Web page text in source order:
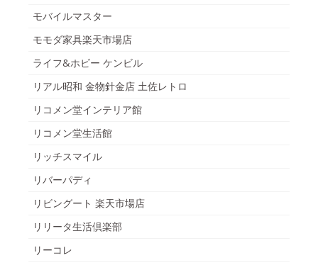
モバイルマスター
モモダ家具楽天市場店
ライフ&ホビー ケンビル
リアル昭和 金物針金店 土佐レトロ
リコメン堂インテリア館
リコメン堂生活館
リッチスマイル
リバーパディ
リビングート 楽天市場店
リリータ生活倶楽部
リーコレ